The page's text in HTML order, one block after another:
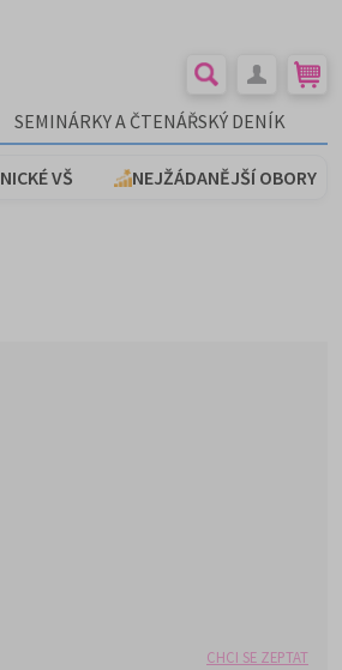
SEMINÁRKY A ČTENÁŘSKÝ DENÍK
VŠ NEJŽÁDANĚJŠÍ OBORY
CHCI SE ZEPTAT